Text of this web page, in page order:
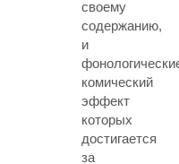
своему
содержанию,
и
комический
эффект
которых
достигается
за